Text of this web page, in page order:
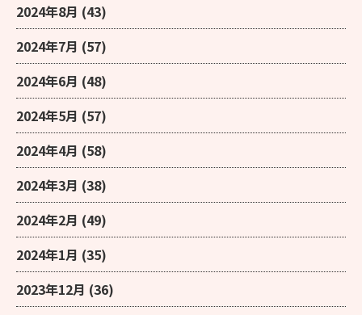
2024年8月 (43)
2024年7月 (57)
2024年6月 (48)
2024年5月 (57)
2024年4月 (58)
2024年3月 (38)
2024年2月 (49)
2024年1月 (35)
2023年12月 (36)